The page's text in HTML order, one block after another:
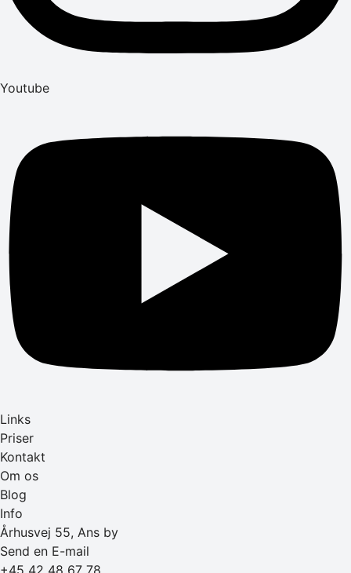
Youtube
Links
Priser
Kontakt
Om os
Blog
Info
Århusvej 55, Ans by
Send en E-mail